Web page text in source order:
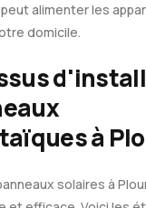
alimenter les
domicile.
à
solaires à